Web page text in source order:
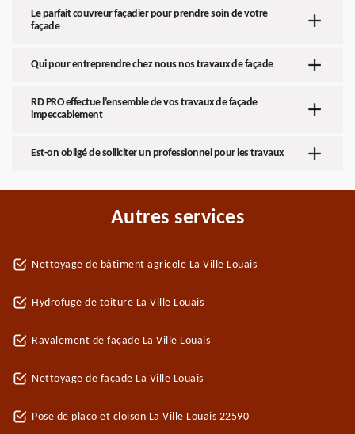
Le parfait couvreur façadier pour prendre soin de votre
façade
Qui pour entreprendre chez nous nos travaux de façade
RD PRO effectue l’ensemble de vos travaux de façade
impeccablement
Est-on obligé de solliciter un professionnel pour les travaux
Autres services
Nettoyage de bâtiment agricole La Ville Louais
Hydrofuge de toiture La Ville Louais
Ravalement de façade La Ville Louais
Nettoyage de façade La Ville Louais
Pose de placo et cloison La Ville Louais 22590